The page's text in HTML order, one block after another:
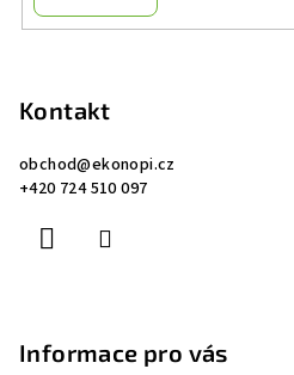
Kontakt
obchod@ekonopi.cz
+420 724 510 097
Informace pro vás